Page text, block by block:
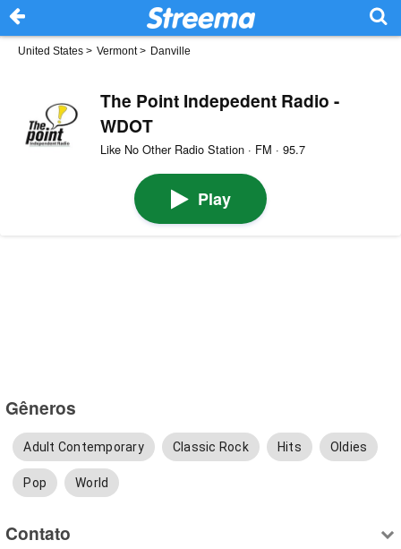
United States > Vermont> Danville
The Point Indepedent Radio -
WDOT
Like No Other Radio Station · FM · 95.7
Play
Gêneros
Adult Contemporary Classic Rock Hits Oldies
Pop World
Contato